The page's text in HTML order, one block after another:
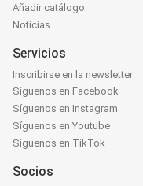
Añadir catálogo
Noticias
Servicios
Inscribirse en la newsletter
Síguenos en Facebook
Síguenos en Instagram
Síguenos en Youtube
Síguenos en TikTok
Socios